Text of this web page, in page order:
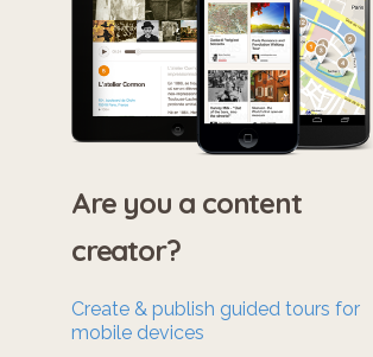
Are you a content
creator?
Create & publish guided tours for
mobile devices